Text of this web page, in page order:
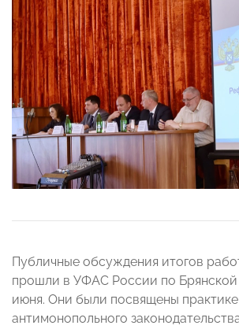
Публичные обсуждения итогов
прошли в УФАС России по Брянской
июня. Они были посвящены
антимонопольного